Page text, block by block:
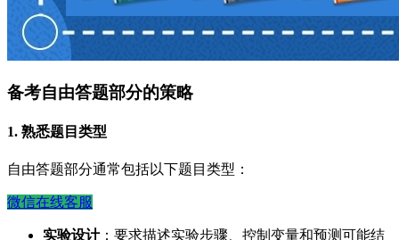
备考自由答题部分的策略
1. 熟悉题目类型
自由答题部分通常包括以下题目类型：
微信在线客服
实验设计：要求描述实验步骤、控制变量和预测可能结